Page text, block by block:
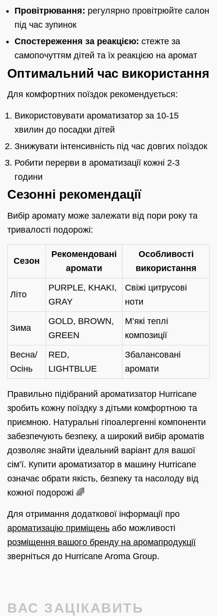
Провітрювання: регулярно провітрюйте салон
під час зупинок
Спостереження за реакцією: стежте за
самопочуттям дітей та їх реакцією на аромат
Оптимальний час використання
Для комфортних поїздок рекомендується:
Використовувати ароматизатор за 10-15
хвилин до посадки дітей
Знижувати інтенсивність під час довгих поїздок
Робити перерви в ароматизації кожні 2-3
години
Сезонні рекомендації
Вибір аромату може залежати від пори року та
тривалості подорожі:
Сезон
Рекомендовані
аромати
Особливості
використання
Літо
PURPLE, KHAKI,
GRAY
Свіжі цитрусові
ноти
Зима
GOLD, BROWN,
GREEN
М’які теплі
композиції
Весна/
Осінь
RED,
LIGHTBLUE
Збалансовані
аромати
Правильно підібраний ароматизатор Hurricane
зробить кожну поїздку з дітьми комфортною та
приємною. Натуральні гіпоалергенні компоненти
забезпечують безпеку, а широкий вибір ароматів
дозволяє знайти ідеальний варіант для вашої
сім’ї. Купити ароматизатор в машину Hurricane
означає обрати якість, безпеку та насолоду від
кожної подорожі 🌈
Для отримання додаткової інформації про
ароматизацію приміщень або можливості
розміщення вашого бренду на аромапродукції
зверніться до Hurricane Aroma Group.
ВАС ЗАЦІКАВИТЬ